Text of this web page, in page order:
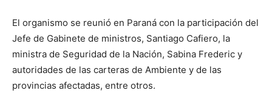
El organismo se reunió en Paraná con la participación del
Jefe de Gabinete de ministros, Santiago Cafiero, la
ministra de Seguridad de la Nación, Sabina Frederic y
autoridades de las carteras de Ambiente y de las
provincias afectadas, entre otros.